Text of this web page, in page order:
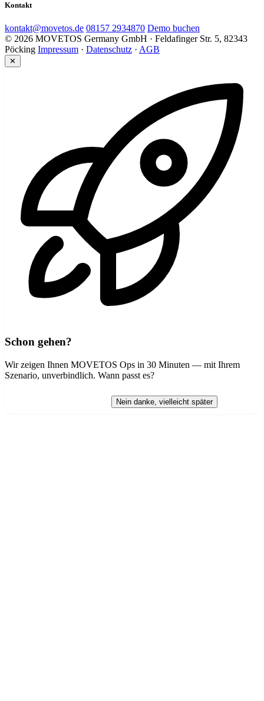
Kontakt
kontakt@movetos.de 08157 2934870 Demo buchen
© 2026 MOVETOS Germany GmbH · Feldafinger Str. 5, 82343
Pöcking Impressum · Datenschutz · AGB
✕
Schon gehen?
Wir zeigen Ihnen MOVETOS Ops in 30 Minuten — mit Ihrem
Szenario, unverbindlich. Wann passt es?
Nein danke, vielleicht später